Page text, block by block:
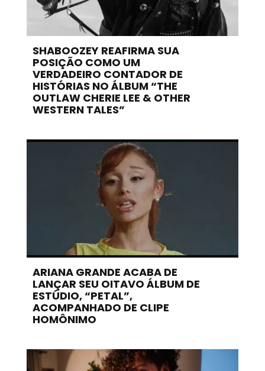
SHABOOZEY REAFIRMA SUA
POSIÇÃO COMO UM
VERDADEIRO CONTADOR DE
HISTÓRIAS NO ÁLBUM “THE
OUTLAW CHERIE LEE & OTHER
WESTERN TALES”
ARIANA GRANDE ACABA DE
LANÇAR SEU OITAVO ÁLBUM DE
ESTÚDIO, “PETAL”,
ACOMPANHADO DE CLIPE
HOMÔNIMO